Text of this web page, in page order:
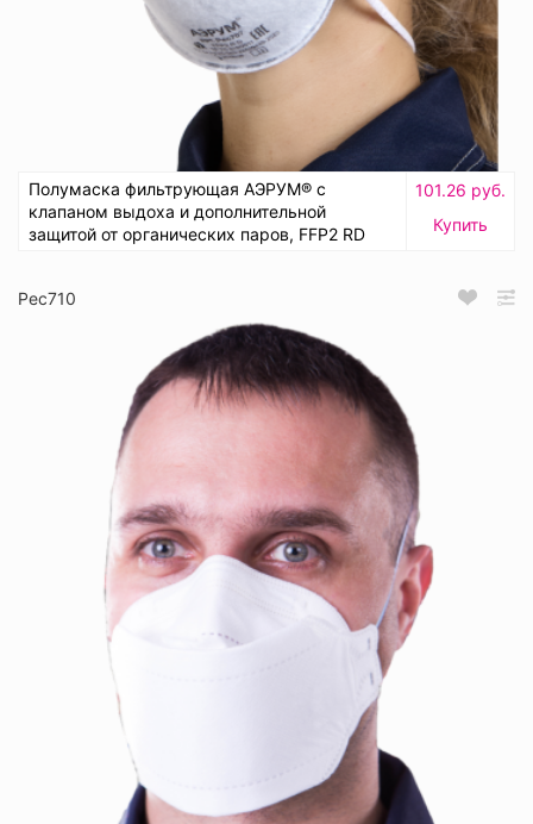
Полумаска фильтрующая АЭРУМ® с
клапаном выдоха и дополнительной
защитой от органических паров, FFP2 RD
101.26 руб.
Купить
Рес710